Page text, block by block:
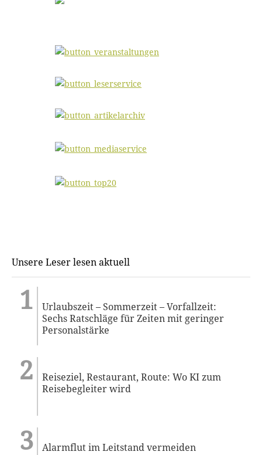
Unsere Leser lesen aktuell
Urlaubszeit – Sommerzeit – Vorfallzeit:
Sechs Ratschläge für Zeiten mit geringer
Personalstärke
Reiseziel, Restaurant, Route: Wo KI zum
Reisebegleiter wird
Alarmflut im Leitstand vermeiden